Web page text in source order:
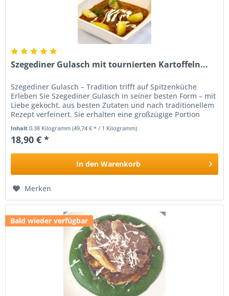
Szegediner Gulasch mit tournierten Kartoffeln...
Szegediner Gulasch – Tradition trifft auf Spitzenküche
Erleben Sie Szegediner Gulasch in seiner besten Form – mit
Liebe gekocht, aus besten Zutaten und nach traditionellem
Rezept verfeinert. Sie erhalten eine großzügige Portion
Inhalt0.38 Kilogramm(49,74 € * / 1 Kilogramm)
18,90 € *
In den Warenkorb
Merken
Bald wieder verfügbar